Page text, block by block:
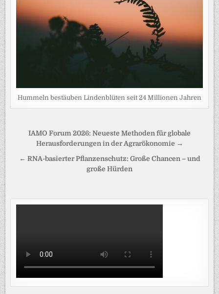
Hummeln bestäuben Lindenblüten seit 24 Millionen Jahren
Beitragsnavigation
IAMO Forum 2026: Neueste Methoden für globale
Herausforderungen in der Agrarökonomie →
← RNA-basierter Pflanzenschutz: Große Chancen – und
große Hürden